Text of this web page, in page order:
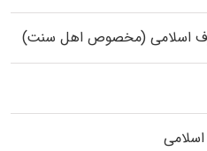
اسلامی (مخصوص اهل سنت)